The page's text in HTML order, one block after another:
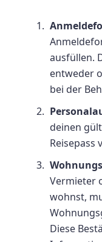
ausfüllen.
entweder
bei der
deinen
Reisepass
Vermieter
wohnst,
Diese